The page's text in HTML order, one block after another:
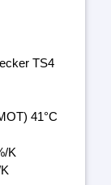
TS4
41°C
K